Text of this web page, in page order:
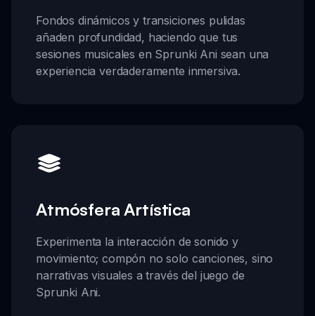
Fondos dinámicos y transiciones pulidas
añaden profundidad, haciendo que tus
sesiones musicales en Sprunki Ani sean una
experiencia verdaderamente inmersiva.
Atmósfera Artística
Experimenta la interacción de sonido y
movimiento; compón no solo canciones, sino
narrativas visuales a través del juego de
Sprunki Ani.